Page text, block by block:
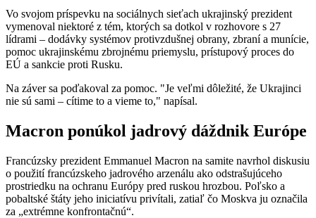
Vo svojom príspevku na sociálnych sieťach ukrajinský prezident
vymenoval niektoré z tém, ktorých sa dotkol v rozhovore s 27
lídrami – dodávky systémov protivzdušnej obrany, zbraní a munície,
pomoc ukrajinskému zbrojnému priemyslu, prístupový proces do
EÚ a sankcie proti Rusku.
Na záver sa poďakoval za pomoc. "Je veľmi dôležité, že Ukrajinci
nie sú sami – cítime to a vieme to," napísal.
Macron ponúkol jadrový dáždnik Európe
Francúzsky prezident Emmanuel Macron na samite navrhol diskusiu
o použití francúzskeho jadrového arzenálu ako odstrašujúceho
prostriedku na ochranu Európy pred ruskou hrozbou. Poľsko a
pobaltské štáty jeho iniciatívu privítali, zatiaľ čo Moskva ju označila
za „extrémne konfrontačnú“.